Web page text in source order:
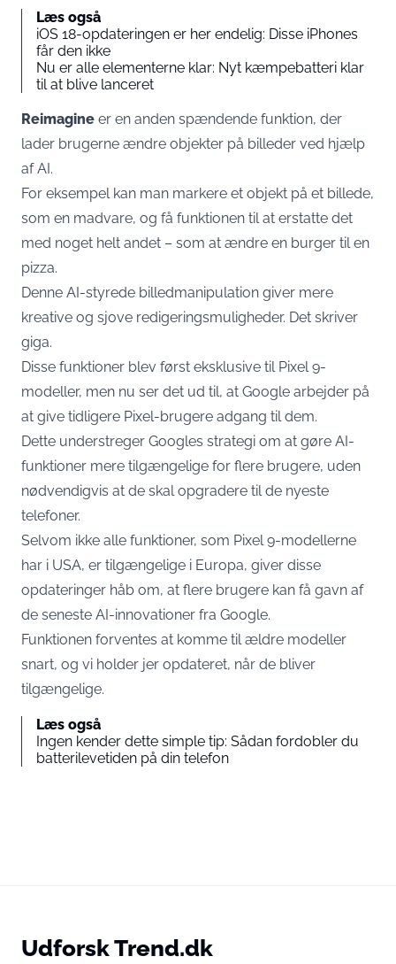
Læs også
iOS 18-opdateringen er her endelig: Disse iPhones
får den ikke
Nu er alle elementerne klar: Nyt kæmpebatteri klar
til at blive lanceret
Reimagine er en anden spændende funktion, der
lader brugerne ændre objekter på billeder ved hjælp
af AI.
For eksempel kan man markere et objekt på et billede,
som en madvare, og få funktionen til at erstatte det
med noget helt andet – som at ændre en burger til en
pizza.
Denne AI-styrede billedmanipulation giver mere
kreative og sjove redigeringsmuligheder. Det skriver
giga.
Disse funktioner blev først eksklusive til Pixel 9-
modeller, men nu ser det ud til, at Google arbejder på
at give tidligere Pixel-brugere adgang til dem.
Dette understreger Googles strategi om at gøre AI-
funktioner mere tilgængelige for flere brugere, uden
nødvendigvis at de skal opgradere til de nyeste
telefoner.
Selvom ikke alle funktioner, som Pixel 9-modellerne
har i USA, er tilgængelige i Europa, giver disse
opdateringer håb om, at flere brugere kan få gavn af
de seneste AI-innovationer fra Google.
Funktionen forventes at komme til ældre modeller
snart, og vi holder jer opdateret, når de bliver
tilgængelige.
Læs også
Ingen kender dette simple tip: Sådan fordobler du
batterilevetiden på din telefon
Udforsk Trend.dk